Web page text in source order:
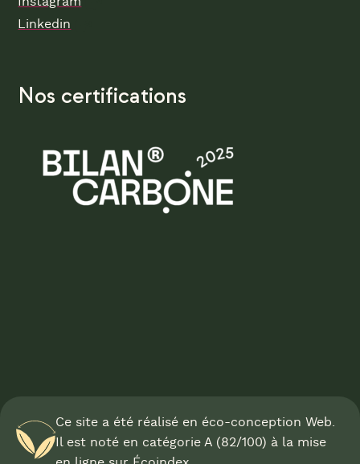
Ce site a été réalisé en éco-conception Web.
Il est noté en catégorie A (82/100) à la mise
Linkedin
Nos certifications